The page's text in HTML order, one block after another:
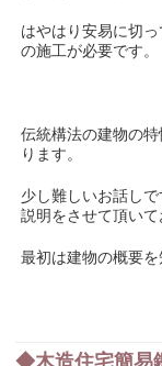
はやはり安易に切
の施工が必要です。
伝統構法の建物の
ります。
少し難しいお話し
説明をさせて頂いて
最初は建物の概要